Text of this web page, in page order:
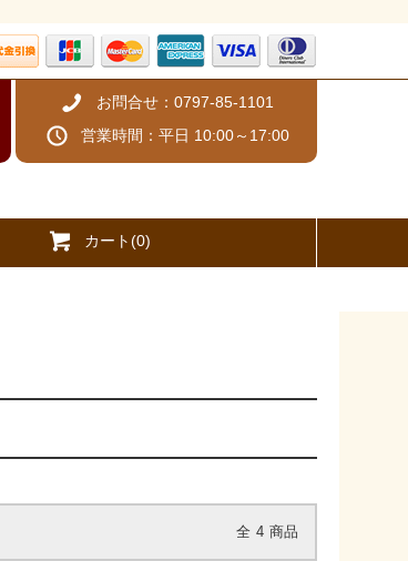
お問合せ：0797-85-1101
営業時間：平日 10:00～17:00
カート(0)
全 4 商品